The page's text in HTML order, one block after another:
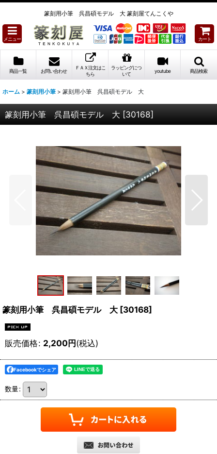
篆刻用小筆 呉昌碩モデル 大 篆刻屋てんこくや
メニュー カート
商品一覧 お問い合わせ
ＦＡＸ注文はこ
ちら
ラッピングにつ
いて
youtube 商品検索
ホーム > 篆刻用小筆 > 篆刻用小筆 呉昌碩モデル 大
篆刻用小筆 呉昌碩モデル 大 [30168]
篆刻用小筆 呉昌碩モデル 大 [30168]
販売価格: 2,200円(税込)
Facebookでシェア
数量: